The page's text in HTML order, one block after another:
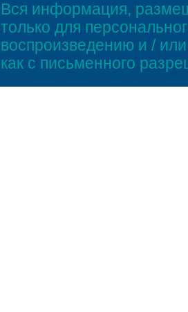
Вся информация,
только для
воспроизведению и /
как с письменного